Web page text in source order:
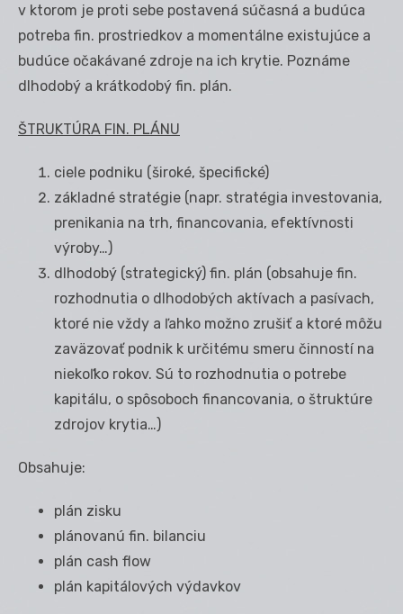
v ktorom je proti sebe postavená súčasná a budúca
potreba fin. prostriedkov a momentálne existujúce a
budúce očakávané zdroje na ich krytie. Poznáme
dlhodobý a krátkodobý fin. plán.
ŠTRUKTÚRA FIN. PLÁNU
ciele podniku (široké, špecifické)
základné stratégie (napr. stratégia investovania,
prenikania na trh, financovania, efektívnosti
výroby…)
dlhodobý (strategický) fin. plán (obsahuje fin.
rozhodnutia o dlhodobých aktívach a pasívach,
ktoré nie vždy a ľahko možno zrušiť a ktoré môžu
zaväzovať podnik k určitému smeru činností na
niekoľko rokov. Sú to rozhodnutia o potrebe
kapitálu, o spôsoboch financovania, o štruktúre
zdrojov krytia…)
Obsahuje:
plán zisku
plánovanú fin. bilanciu
plán cash flow
plán kapitálových výdavkov